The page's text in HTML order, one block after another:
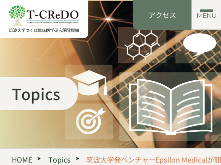
アクセス MENU
Topics
HOME Topics 筑波大学発ベンチャーEpsilon Medicalが